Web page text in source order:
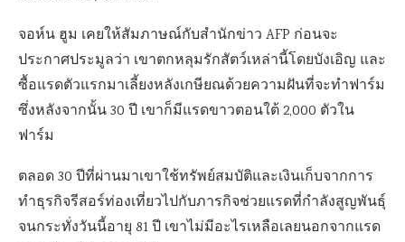
จอห์น ฮูม เคยให้สัมภาษณ์กับสำนักข่าว AFP ก่อนจะ
ประกาศประมูลว่า เขาตกหลุมรักสัตว์เหล่านี้โดยบังเอิญ และ
ซื้อแรดตัวแรกมาเลี้ยงหลังเกษียณด้วยความฝันที่จะทำฟาร์ม
ซึ่งหลังจากนั้น 30 ปี เขาก็มีแรดขาวตอนใต้ 2,000 ตัวใน
ฟาร์ม
ตลอด 30 ปีที่ผ่านมาเขาใช้ทรัพย์สมบัติและเงินเก็บจากการ
ทำธุรกิจรีสอร์ท่องเที่ยวไปกับภารกิจช่วยแรดที่กำลังสูญพันธุ์
จนกระทั่งวันนี้อายุ 81 ปี เขาไม่มีอะไรเหลือเลยนอกจากแรด